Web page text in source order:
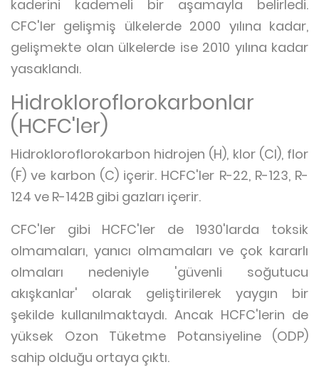
kaderini kademeli bir aşamayla belirledi.
CFC'ler gelişmiş ülkelerde 2000 yılına kadar,
gelişmekte olan ülkelerde ise 2010 yılına kadar
yasaklandı.
Hidrokloroflorokarbonlar
(HCFC'ler)
Hidrokloroflorokarbon hidrojen (H), klor (Cl), flor
(F) ve karbon (C) içerir. HCFC'ler R-22, R-123, R-
124 ve R-142B gibi gazları içerir.
CFC'ler gibi HCFC'ler de 1930'larda toksik
olmamaları, yanıcı olmamaları ve çok kararlı
olmaları nedeniyle 'güvenli soğutucu
akışkanlar' olarak geliştirilerek yaygın bir
şekilde kullanılmaktaydı. Ancak HCFC'lerin de
yüksek Ozon Tüketme Potansiyeline (ODP)
sahip olduğu ortaya çıktı.